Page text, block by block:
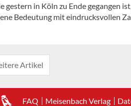
gestern in Köln zu Ende gegangen
Bedeutung mit eindrucksvollen
Artikel
FAQ Meisenbach Verlag